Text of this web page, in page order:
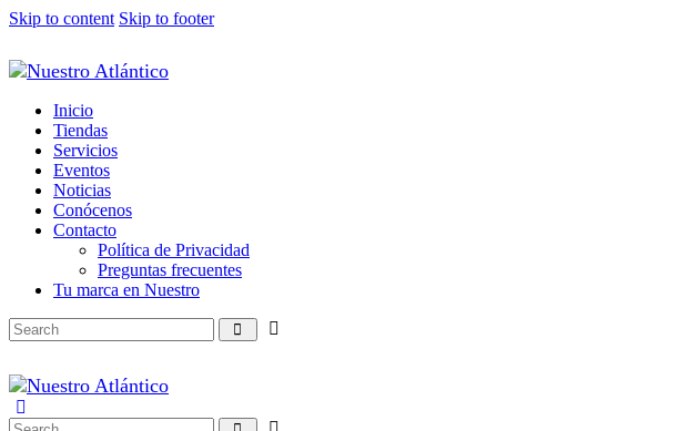
Skip to content Skip to footer
Inicio
Tiendas
Servicios
Eventos
Noticias
Conócenos
Contacto
Política de Privacidad
Preguntas frecuentes
Tu marca en Nuestro